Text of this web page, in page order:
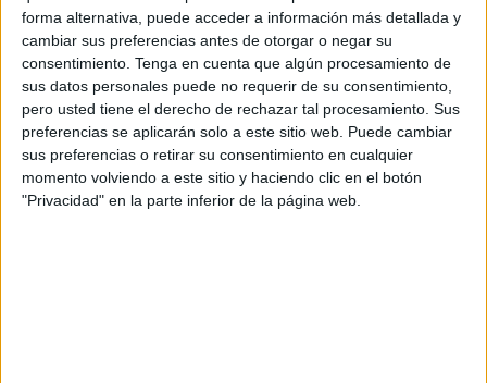
forma alternativa, puede acceder a información más detallada y
cambiar sus preferencias antes de otorgar o negar su
consentimiento. Tenga en cuenta que algún procesamiento de
sus datos personales puede no requerir de su consentimiento,
pero usted tiene el derecho de rechazar tal procesamiento. Sus
preferencias se aplicarán solo a este sitio web. Puede cambiar
sus preferencias o retirar su consentimiento en cualquier
momento volviendo a este sitio y haciendo clic en el botón
"Privacidad" en la parte inferior de la página web.
Publicado en:Educación Infantil,Final de Curso
Etiquetado
como:educación infantil, educación preescolar,fin de curso ,
final de curso,graduación infantil,librito de recuerdos,
recuerdos,recuerdos escolares